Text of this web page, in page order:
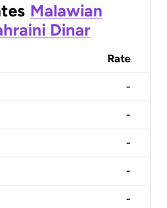
Malawian
Dinar
Rate
-
-
-
-
-